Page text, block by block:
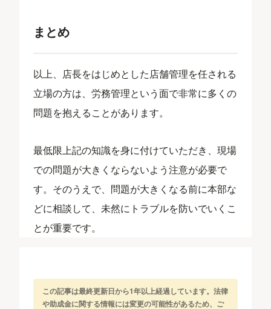
まとめ
以上、店長をはじめとした店舗管理を任される
立場の方は、労務管理という面で非常に多くの
問題を抱えることがあります。
最低限上記の知識を身に付けていただき、現場
での問題が大きくならないよう注意が必要で
す。そのうえで、問題が大きくなる前に本部な
どに相談して、未然にトラブルを防いでいくこ
とが重要です。
この記事は最終更新日から1年以上経過しています。法律
や助成金に関する情報には変更の可能性があるため、ご